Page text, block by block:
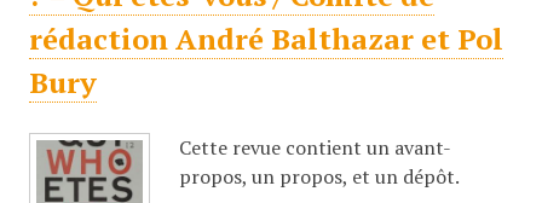
rédaction André Balthazar et Pol
Bury
Cette revue contient un avant-
propos, un propos, et un dépôt.